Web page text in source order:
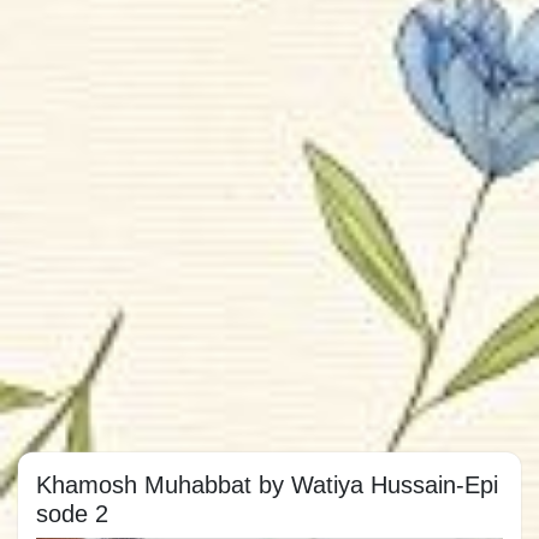
Khamosh Muhabbat by Watiya Hussain-Epi
sode 2